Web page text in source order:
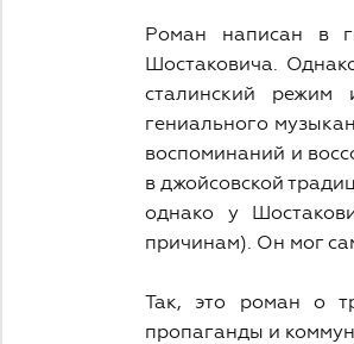
Роман написан в
Шостаковича.
сталинский
гениального
воспоминаний и
в джойсовской
однако у
причинам). Он мог
Так, это роман о
пропаганды и